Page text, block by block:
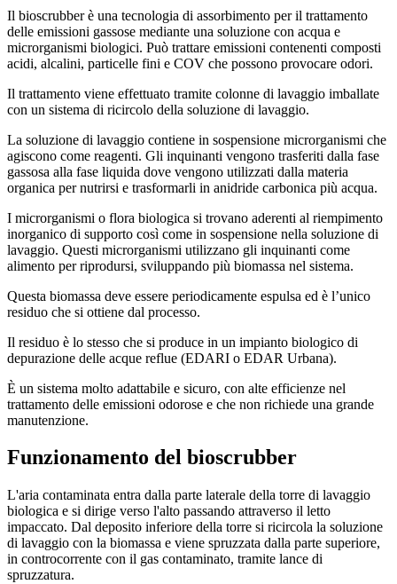
Il bioscrubber è una tecnologia di assorbimento per il trattamento
delle emissioni gassose mediante una soluzione con acqua e
microrganismi biologici. Può trattare emissioni contenenti composti
acidi, alcalini, particelle fini e COV che possono provocare odori.
Il trattamento viene effettuato tramite colonne di lavaggio imballate
con un sistema di ricircolo della soluzione di lavaggio.
La soluzione di lavaggio contiene in sospensione microrganismi che
agiscono come reagenti. Gli inquinanti vengono trasferiti dalla fase
gassosa alla fase liquida dove vengono utilizzati dalla materia
organica per nutrirsi e trasformarli in anidride carbonica più acqua.
I microrganismi o flora biologica si trovano aderenti al riempimento
inorganico di supporto così come in sospensione nella soluzione di
lavaggio. Questi microrganismi utilizzano gli inquinanti come
alimento per riprodursi, sviluppando più biomassa nel sistema.
Questa biomassa deve essere periodicamente espulsa ed è l’unico
residuo che si ottiene dal processo.
Il residuo è lo stesso che si produce in un impianto biologico di
depurazione delle acque reflue (EDARI o EDAR Urbana).
È un sistema molto adattabile e sicuro, con alte efficienze nel
trattamento delle emissioni odorose e che non richiede una grande
manutenzione.
Funzionamento del bioscrubber
L'aria contaminata entra dalla parte laterale della torre di lavaggio
biologica e si dirige verso l'alto passando attraverso il letto
impaccato. Dal deposito inferiore della torre si ricircola la soluzione
di lavaggio con la biomassa e viene spruzzata dalla parte superiore,
in controcorrente con il gas contaminato, tramite lance di
spruzzatura.